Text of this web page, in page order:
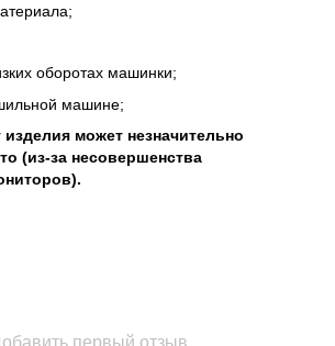
оборотах машинки;
машине;
может незначительно
(из-за несовершенства